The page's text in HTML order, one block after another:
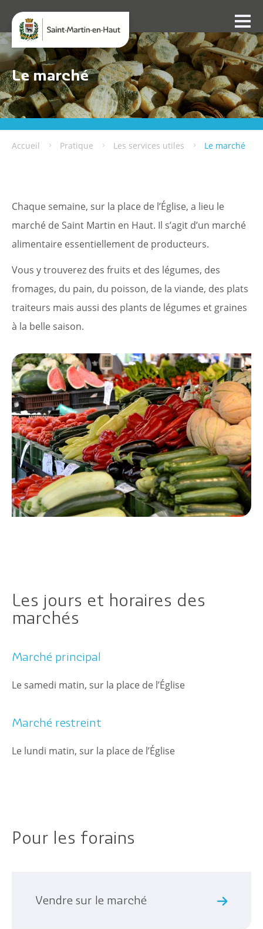
Le marché
Accueil Pratique Les services utiles Le marché
Chaque semaine, sur la place de l’Église, a lieu le
marché de Saint Martin en Haut. Il s’agit d’un marché
alimentaire essentiellement de producteurs.
Vous y trouverez des fruits et des légumes, des
fromages, du pain, du poisson, de la viande, des plats
traiteurs mais aussi des plants de légumes et graines
à la belle saison.
Les jours et horaires des
marchés
Marché principal
Le samedi matin, sur la place de l’Église
Marché restreint
Le lundi matin, sur la place de l’Église
Pour les forains
Vendre sur le marché
Démarches
Annuaire